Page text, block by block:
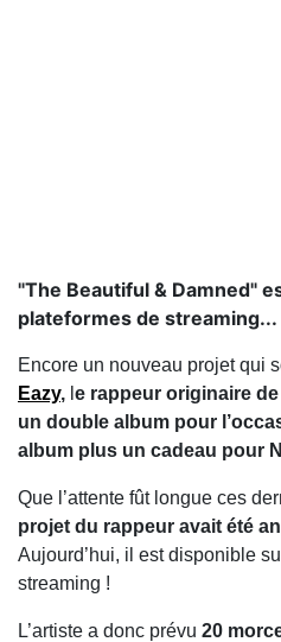
"The Beautiful & Damned"
plateformes de streaming...
Encore un nouveau projet qui
Eazy, e rappeur originaire
un double album pour
album plus un cadeau pour
Que l’attente fût longue ces
projet du rappeur avait été
Aujourd’hui, il est disponible
streaming !
L’artiste a donc prévu 20